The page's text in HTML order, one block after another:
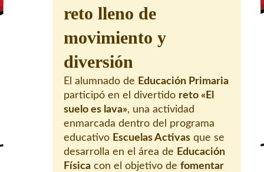
reto lleno de
movimiento y
diversión
El alumnado de Educación Primaria
participó en el divertido reto «El
suelo es lava», una actividad
enmarcada dentro del programa
educativo Escuelas Activas que se
desarrolla en el área de Educación
Física con el objetivo de fomentar